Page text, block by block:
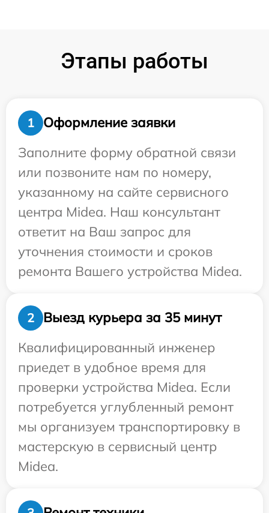
Этапы работы
1
Оформление заявки
Заполните форму обратной связи
или позвоните нам по номеру,
указанному на сайте сервисного
центра Midea. Наш консультант
ответит на Ваш запрос для
уточнения стоимости и сроков
ремонта Вашего устройства Midea.
2
Выезд курьера за 35 минут
Квалифицированный инженер
приедет в удобное время для
проверки устройства Midea. Если
потребуется углубленный ремонт
мы организуем транспортировку в
мастерскую в сервисный центр
Midea.